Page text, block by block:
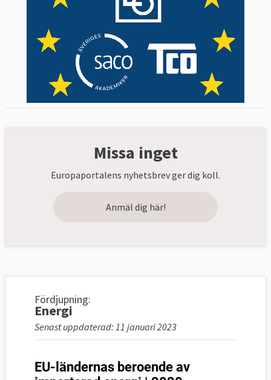
Missa inget
Europaportalens nyhetsbrev ger dig koll.
Anmäl dig här!
Fördjupning:
Energi
Senast uppdaterad: 11 januari 2023